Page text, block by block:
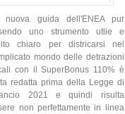
nuova guida dell'ENEA pur
uno strumento utlie e
chiaro per districarsi nel
mondo delle detrazioni
con il SuperBonus 110% è
redatta prima della Legge di
2021 e quindi risulta
non perfettamente in linea